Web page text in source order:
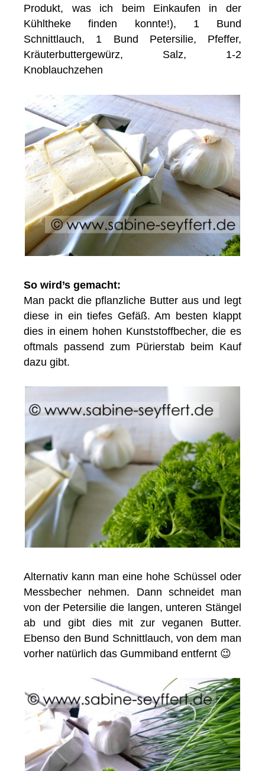
Produkt, was ich beim Einkaufen in der
Kühltheke finden konnte!), 1 Bund
Schnittlauch, 1 Bund Petersilie, Pfeffer,
Kräuterbuttergewürz, Salz, 1-2
Knoblauchzehen
So wird’s gemacht:
Man packt die pflanzliche Butter aus und legt
diese in ein tiefes Gefäß. Am besten klappt
dies in einem hohen Kunststoffbecher, die es
oftmals passend zum Pürierstab beim Kauf
dazu gibt.
Alternativ kann man eine hohe Schüssel oder
Messbecher nehmen. Dann schneidet man
von der Petersilie die langen, unteren Stängel
ab und gibt dies mit zur veganen Butter.
Ebenso den Bund Schnittlauch, von dem man
vorher natürlich das Gummiband entfernt 😉